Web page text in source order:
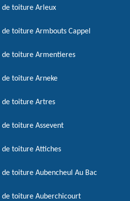
de toiture Arleux
toiture Armbouts Cappel
de toiture Armentieres
de toiture Arneke
de toiture Artres
de toiture Assevent
de toiture Attiches
de toiture Aubencheul Au Bac
de toiture Auberchicourt